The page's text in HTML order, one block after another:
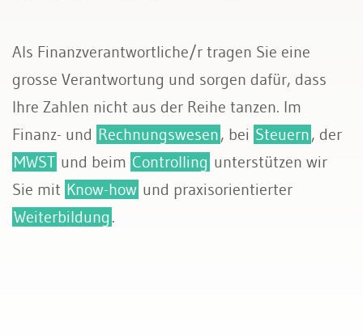
Bau & Immobilien
Als Finanzverantwortliche/r tragen Sie eine
grosse Verantwortung und sorgen dafür, dass
Ihre Zahlen nicht aus der Reihe tanzen. Im
Finanz- und Rechnungswesen, bei Steuern, der
MWST und beim Controlling unterstützen wir
Sie mit Know-how und praxisorientierter
Weiterbildung .